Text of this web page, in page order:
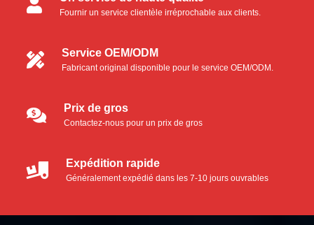
Ecouvillons en microfibre
Écouvillons en polyester
Kit de nettoyage pour imprimante thermique
Carte de nettoyage Pinter thermique
Fournir un service clientèle irréprochable aux clients.
Service OEM/ODM
Fabricant original disponible pour le service OEM/ODM.
Prix de gros
Contactez-nous pour un prix de gros
Expédition rapide
Généralement expédié dans les 7-10 jours ouvrables